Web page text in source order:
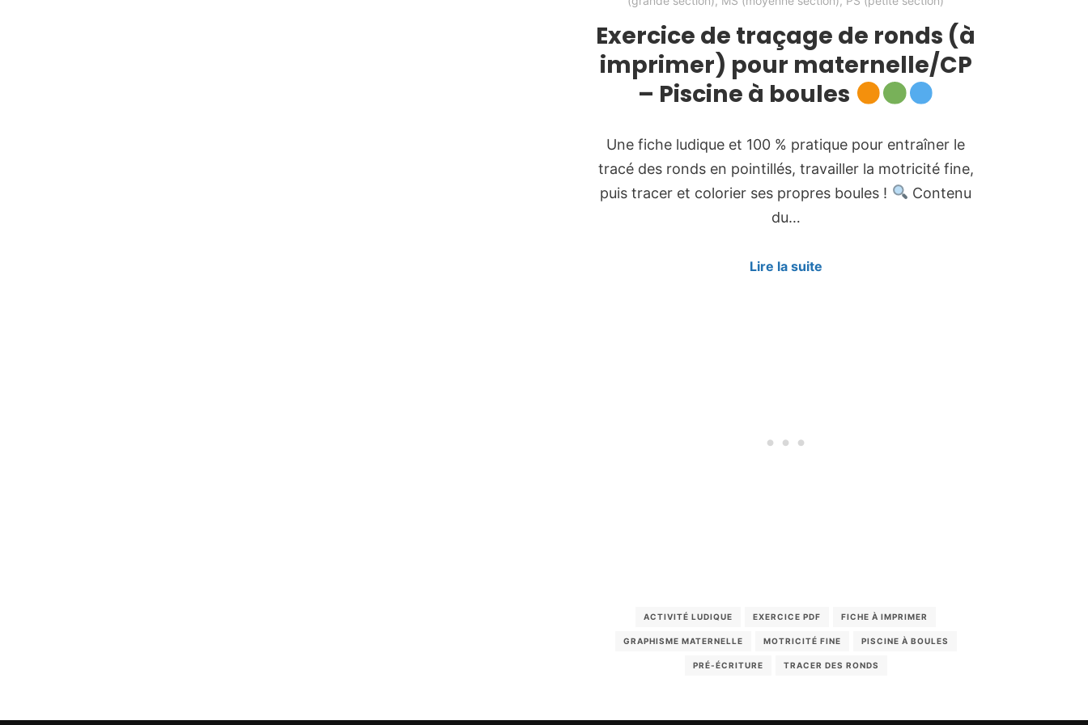
Exercice de traçage de ronds (à
imprimer) pour maternelle/CP
– Piscine à boules
Une fiche ludique et 100 % pratique pour entraîner le
tracé des ronds en pointillés, travailler la motricité fine,
puis tracer et colorier ses propres boules !
Contenu
du…
Lire la suite
ACTIVITÉ LUDIQUE EXERCICE PDF FICHE À IMPRIMER
GRAPHISME MATERNELLE MOTRICITÉ FINE PISCINE À BOULES
PRÉ-ÉCRITURE TRACER DES RONDS